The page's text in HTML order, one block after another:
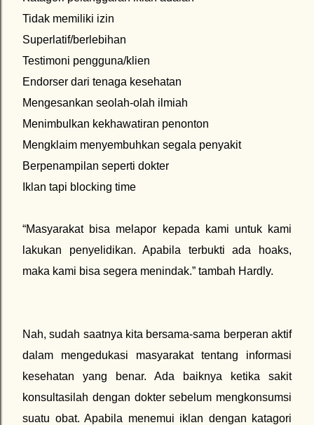
Tidak memiliki izin
Superlatif/berlebihan
Testimoni pengguna/klien
Endorser dari tenaga kesehatan
Mengesankan seolah-olah ilmiah
Menimbulkan kekhawatiran penonton
Mengklaim menyembuhkan segala penyakit
Berpenampilan seperti dokter
Iklan tapi blocking time
“Masyarakat bisa melapor kepada kami untuk kami
lakukan penyelidikan. Apabila terbukti ada hoaks,
maka kami bisa segera menindak.” tambah Hardly.
Nah, sudah saatnya kita bersama-sama berperan aktif
dalam mengedukasi masyarakat tentang informasi
kesehatan yang benar. Ada baiknya ketika sakit
konsultasilah dengan dokter sebelum mengkonsumsi
suatu obat. Apabila menemui iklan dengan katagori